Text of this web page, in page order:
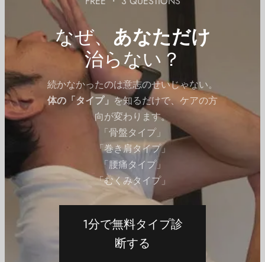
なぜ、 あなただけ
治らない？
続かなかったのは意志のせいじゃない。
体の「タイプ」を知るだけで、ケアの方
向が変わります。
「骨盤タイプ」
「巻き肩タイプ」
「腰痛タイプ」
「むくみタイプ」
1分で無料タイプ診
断する
バーベルアップライトロウは複数の筋肉グルー
プを同時に刺激するため、全身のトータルボデ
ィワークアウトとして取り入れることができま
当ストレッチ効果のある筋肉各種
#三角筋 #僧帽筋
詳細記事
使用出来ないURLです
管理ID:#upright-row